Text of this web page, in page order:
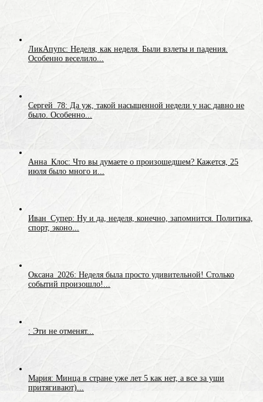
ЛикАпупс: Неделя, как неделя. Были взлеты и падения.
Особенно веселило...
Сергей_78: Да уж, такой насыщенной недели у нас давно не
было. Особенно...
Анна_Клос: Что вы думаете о произошедшем? Кажется, 25
июля было много и...
Иван_Супер: Ну и да, неделя, конечно, запомнится. Политика,
спорт, эконо...
Оксана_2026: Неделя была просто удивительной! Столько
событий произошло!...
: Эти не отменят...
Мария: Минца в стране уже лет 5 как нет, а все за уши
притягивают)...